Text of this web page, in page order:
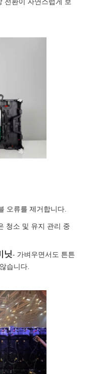
다
오류를 제거합니다.
청소 및 유지 관리 중
닛- 가벼우면서도 튼튼
습니다.